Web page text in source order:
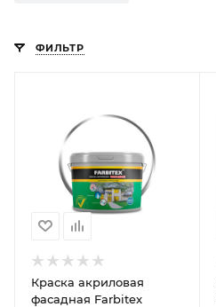
ФИЛЬТР
Краска акриловая
фасадная Farbitex